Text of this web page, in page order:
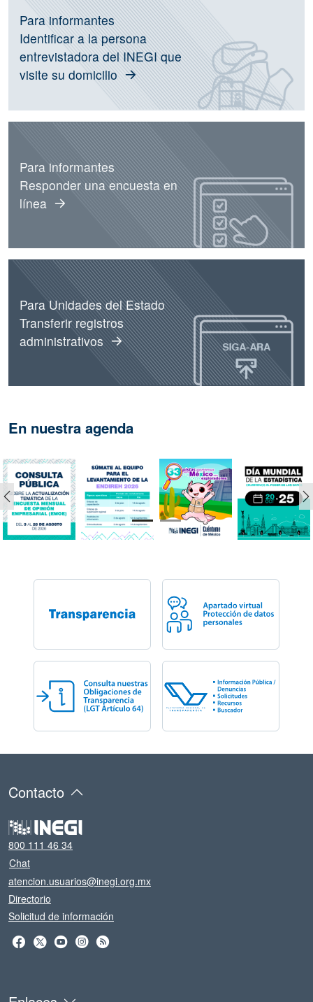
Para informantes
Identificar a la persona
entrevistadora del INEGI que
visite su domicilio
Para informantes
Responder una encuesta en
línea
Para Unidades del Estado
Transferir registros
administrativos
En nuestra agenda
Anterior
Contacto
800 111 46 34
Chat
atencion.usuarios@inegi.org.mx
Directorio
Solicitud de información